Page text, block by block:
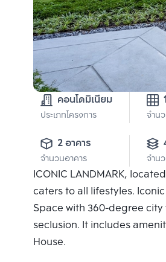
คอนโดมิเนียม
ประเภทโครงการ จำน
2 อาคาร
จำนวนอาคาร จำน
ICONIC LANDMARK,
caters to all lifestyles.
Space with 360-degree
seclusion. It includes
House.